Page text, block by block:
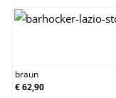
braun
€ 62,90